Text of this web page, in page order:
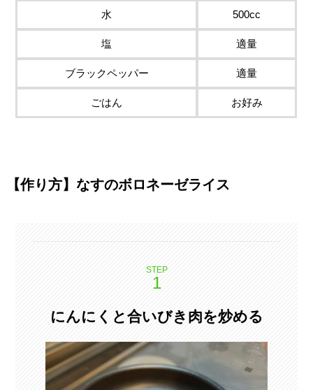
水 500cc
塩 適量
ブラックペッパー 適量
ごはん お好み
【作り方】なすのボロネーゼライス
STEP
にんにくと合いびき肉を炒める